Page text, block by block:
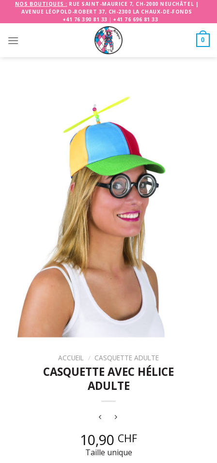
NOS BOUTIQUES : RUE SAINT-MAURICE 7, CH-2000 NEUCHÂTEL |
AVENUE LÉOPOLD-ROBERT 37, CH-2300 LA CHAUX-DE-FONDS
+41 76 390 81 33 | +41 76 696 81 33
0
ACCUEIL / CASQUETTE ADULTE
CASQUETTE AVEC HÉLICE
ADULTE
10,90 CHF
Taille unique